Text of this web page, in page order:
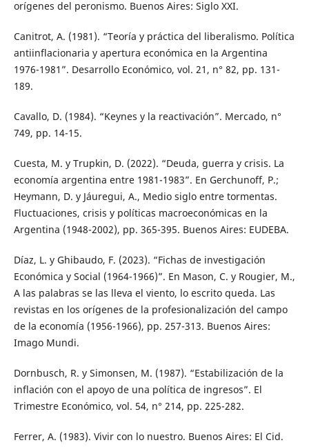
orígenes del peronismo. Buenos Aires: Siglo XXI.
Canitrot, A. (1981). “Teoría y práctica del liberalismo. Política
antiinflacionaria y apertura económica en la Argentina
1976-1981”. Desarrollo Económico, vol. 21, n° 82, pp. 131-
189.
Cavallo, D. (1984). “Keynes y la reactivación”. Mercado, n°
749, pp. 14-15.
Cuesta, M. y Trupkin, D. (2022). “Deuda, guerra y crisis. La
economía argentina entre 1981-1983”. En Gerchunoff, P.;
Heymann, D. y Jáuregui, A., Medio siglo entre tormentas.
Fluctuaciones, crisis y políticas macroeconómicas en la
Argentina (1948-2002), pp. 365-395. Buenos Aires: EUDEBA.
Díaz, L. y Ghibaudo, F. (2023). “Fichas de investigación
Económica y Social (1964-1966)”. En Mason, C. y Rougier, M.,
A las palabras se las lleva el viento, lo escrito queda. Las
revistas en los orígenes de la profesionalización del campo
de la economía (1956-1966), pp. 257-313. Buenos Aires:
Imago Mundi.
Dornbusch, R. y Simonsen, M. (1987). “Estabilización de la
inflación con el apoyo de una política de ingresos”. El
Trimestre Económico, vol. 54, n° 214, pp. 225-282.
Ferrer, A. (1983). Vivir con lo nuestro. Buenos Aires: El Cid.